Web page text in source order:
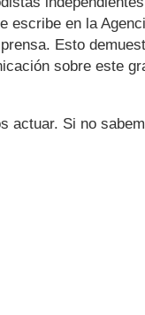
escribe en la
Esto
sobre este
actuar. Si no